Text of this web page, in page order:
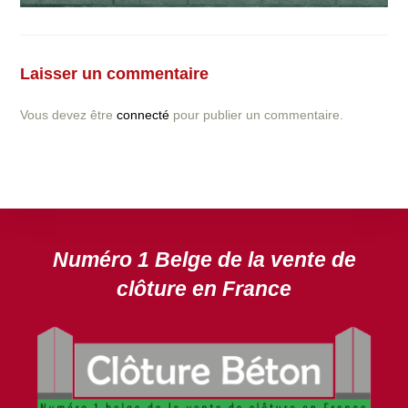
Laisser un commentaire
Vous devez êtreconnecté pour publier un commentaire.
N’hésitez pas à nous contacter ! nous vous proposerons
projet.
Numéro 1 Belge de la vente de
clôture en France